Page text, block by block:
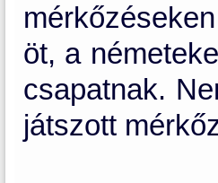
öt, a
csapatnak.
játszott